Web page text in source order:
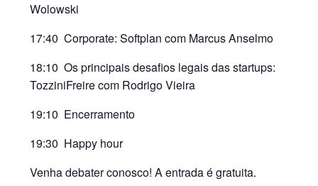
Wolowski
17:40 Corporate: Softplan com Marcus Anselmo
18:10 Os principais desafios legais das startups:
TozziniFreire com Rodrigo Vieira
19:10 Encerramento
19:30 Happy hour
Venha debater conosco! A entrada é gratuita.